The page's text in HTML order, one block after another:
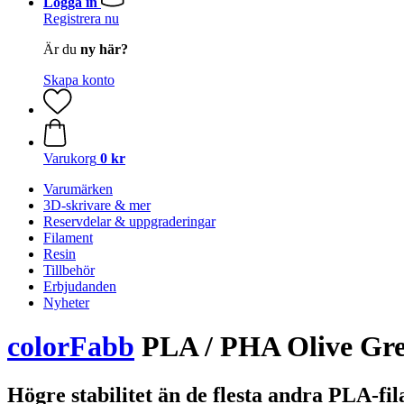
Registrera nu
Är du ny här?
Skapa konto
Varukorg 0 kr
Varumärken
3D-skrivare & mer
Reservdelar & uppgraderingar
Filament
Resin
Tillbehör
Erbjudanden
Nyheter
colorFabb PLA / PHA Olive
Högre stabilitet än de flesta andra PLA-